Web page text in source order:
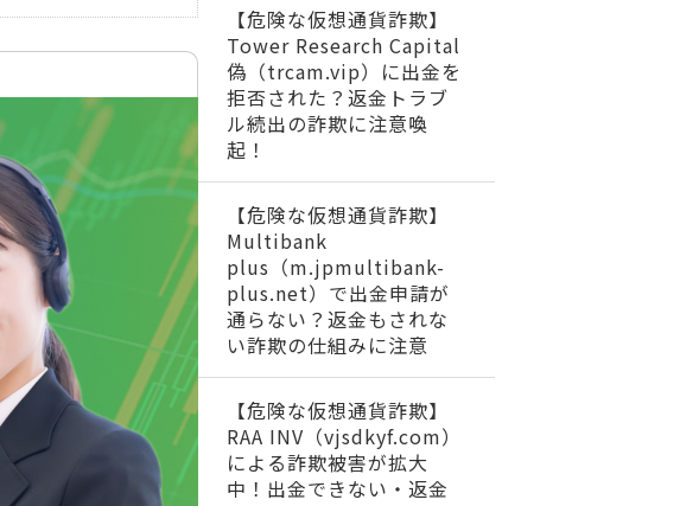
【危険な仮想通貨詐欺】
Tower Research Capital
偽（trcam.vip）に出金を
拒否された？返金トラブ
ル続出の詐欺に注意喚
起！
【危険な仮想通貨詐欺】
Multibank
plus（m.jpmultibank-
plus.net）で出金申請が
通らない？返金もされな
い詐欺の仕組みに注意
【危険な仮想通貨詐欺】
RAA INV（vjsdkyf.com）
による詐欺被害が拡大
中！出金できない・返金